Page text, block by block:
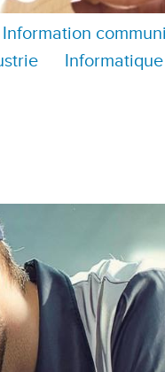
Information
Informatique